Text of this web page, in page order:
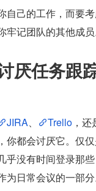
自己的工作，而要考
记团队的其他成员
厌任务跟
JIRA、 Trello ，
你都会讨厌它。仅
乎没有时间登录那
日常会议的一部分